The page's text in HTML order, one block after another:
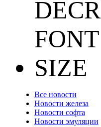
Все новости
Новости железа
Новости софта
Новости эмуляции